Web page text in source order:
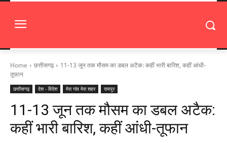
Home छत्तीसगढ़
11-13 जून तक मौसम का डबल अटैक: कहीं भारी बारिश, कहीं आंधी-
तूफान
छत्तीसगढ़ देश - विदेश मेरा गांव मेरा शहर रायपुर
11-13 जून तक मौसम का डबल अटैक:
कहीं भारी बारिश, कहीं आंधी-तूफान